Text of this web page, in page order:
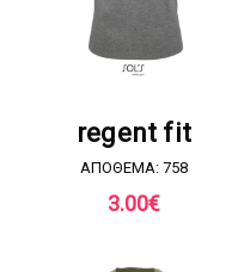
regent fit
ΑΠΟΘΕΜΑ: 758
3.00€